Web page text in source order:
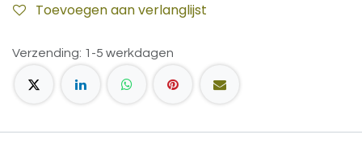
Toevoegen aan verlanglijst
Verzending: 1-5 werkdagen